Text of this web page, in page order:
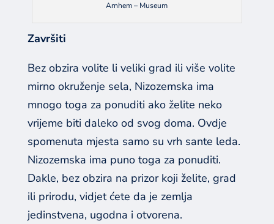
Arnhem – Museum
Završiti
Bez obzira volite li veliki grad ili više volite
mirno okruženje sela, Nizozemska ima
mnogo toga za ponuditi ako želite neko
vrijeme biti daleko od svog doma. Ovdje
spomenuta mjesta samo su vrh sante leda.
Nizozemska ima puno toga za ponuditi.
Dakle, bez obzira na prizor koji želite, grad
ili prirodu, vidjet ćete da je zemlja
jedinstvena, ugodna i otvorena.